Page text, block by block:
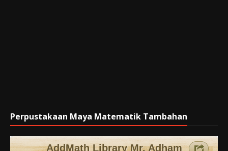
Perpustakaan Maya Matematik Tambahan